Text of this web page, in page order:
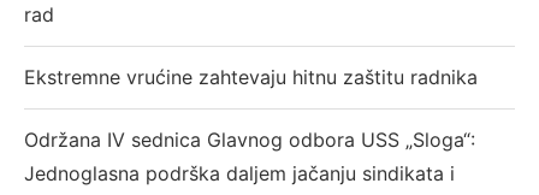
rad
Ekstremne vrućine zahtevaju hitnu zaštitu radnika
Održana IV sednica Glavnog odbora USS „Sloga“:
Jednoglasna podrška daljem jačanju sindikata i